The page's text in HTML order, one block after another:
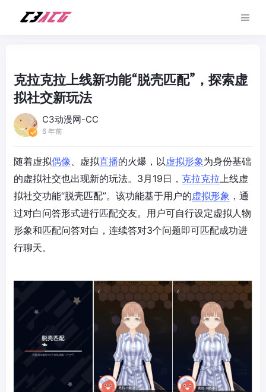
克拉克拉上线新功能“脱壳匹配”，探索虚
拟社交新玩法
C3动漫网-CC
6 年前
​随着虚拟偶像、虚拟直播的火爆，以虚拟形象为身份基础
的虚拟社交也出现新的玩法。3月19日， 克拉克拉上线虚
拟社交功能“脱壳匹配”。该功能基于用户的虚拟形象 ，通
过对白问答形式进行匹配交友。用户可自行设定虚拟人物
形象和匹配问答对白，连续答对3个问题即可匹配成功进
行聊天。